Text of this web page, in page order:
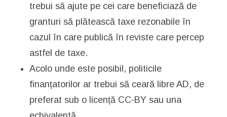
trebui să ajute pe cei care beneficiază de
granturi să plătească taxe rezonabile în
cazul în care publică în reviste care percep
astfel de taxe.
Acolo unde este posibil, politicile
finanțatorilor ar trebui să ceară libre AD, de
preferat sub o licență CC-BY sau una